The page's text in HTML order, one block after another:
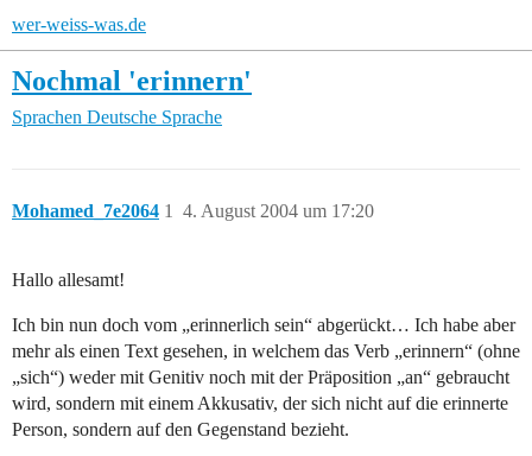
wer-weiss-was.de
Nochmal 'erinnern'
Sprachen Deutsche Sprache
Mohamed_7e2064 4. August 2004 um 17:20
1
Hallo allesamt!
Ich bin nun doch vom „erinnerlich sein“ abgerückt… Ich habe aber
mehr als einen Text gesehen, in welchem das Verb „erinnern“ (ohne
„sich“) weder mit Genitiv noch mit der Präposition „an“ gebraucht
wird, sondern mit einem Akkusativ, der sich nicht auf die erinnerte
Person, sondern auf den Gegenstand bezieht.